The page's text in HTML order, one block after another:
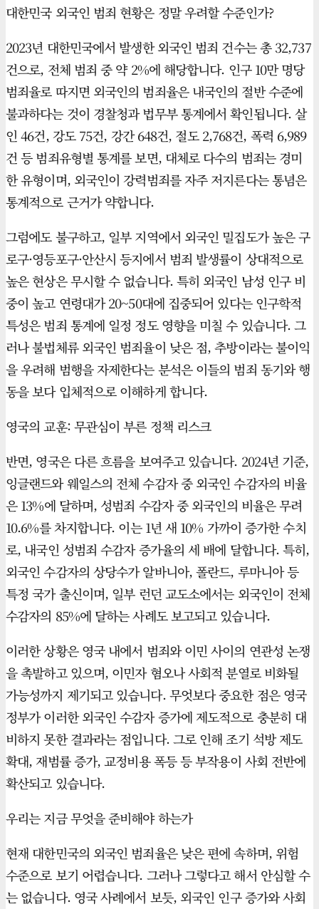
대한민국 외국인 범죄 현황은 정말 우려할 수준인가?
2023년 대한민국에서 발생한 외국인 범죄 건수는 총 32,737
건으로, 전체 범죄 중 약 2%에 해당합니다. 인구 10만 명당
범죄율로 따지면 외국인의 범죄율은 내국인의 절반 수준에
불과하다는 것이 경찰청과 법무부 통계에서 확인됩니다. 살
인 46건, 강도 75건, 강간 648건, 절도 2,768건, 폭력 6,989
건 등 범죄유형별 통계를 보면, 대체로 다수의 범죄는 경미
한 유형이며, 외국인이 강력범죄를 자주 저지른다는 통념은
통계적으로 근거가 약합니다.
그럼에도 불구하고, 일부 지역에서 외국인 밀집도가 높은 구
로구·영등포구·안산시 등지에서 범죄 발생률이 상대적으로
높은 현상은 무시할 수 없습니다. 특히 외국인 남성 인구 비
중이 높고 연령대가 20~50대에 집중되어 있다는 인구학적
특성은 범죄 통계에 일정 정도 영향을 미칠 수 있습니다. 그
러나 불법체류 외국인 범죄율이 낮은 점, 추방이라는 불이익
을 우려해 범행을 자제한다는 분석은 이들의 범죄 동기와 행
동을 보다 입체적으로 이해하게 합니다.
영국의 교훈: 무관심이 부른 정책 리스크
반면, 영국은 다른 흐름을 보여주고 있습니다. 2024년 기준,
잉글랜드와 웨일스의 전체 수감자 중 외국인 수감자의 비율
은 13%에 달하며, 성범죄 수감자 중 외국인의 비율은 무려
10.6%를 차지합니다. 이는 1년 새 10% 가까이 증가한 수치
로, 내국인 성범죄 수감자 증가율의 세 배에 달합니다. 특히,
외국인 수감자의 상당수가 알바니아, 폴란드, 루마니아 등
특정 국가 출신이며, 일부 런던 교도소에서는 외국인이 전체
수감자의 85%에 달하는 사례도 보고되고 있습니다.
이러한 상황은 영국 내에서 범죄와 이민 사이의 연관성 논쟁
을 촉발하고 있으며, 이민자 혐오나 사회적 분열로 비화될
가능성까지 제기되고 있습니다. 무엇보다 중요한 점은 영국
정부가 이러한 외국인 수감자 증가에 제도적으로 충분히 대
비하지 못한 결과라는 점입니다. 그로 인해 조기 석방 제도
확대, 재범률 증가, 교정비용 폭등 등 부작용이 사회 전반에
확산되고 있습니다.
우리는 지금 무엇을 준비해야 하는가
현재 대한민국의 외국인 범죄율은 낮은 편에 속하며, 위험
수준으로 보기 어렵습니다. 그러나 그렇다고 해서 안심할 수
는 없습니다. 영국 사례에서 보듯, 외국인 인구 증가와 사회